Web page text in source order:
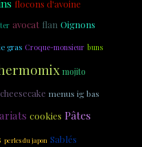
flocons d'avoine
avocat flan Oignons
gras Croque-monsieur buns
mojito
cheesecake menus ig bas
cookies Pâtes
perles du japon Sablés